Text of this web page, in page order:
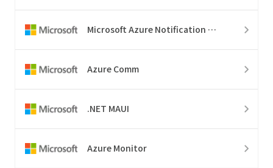
Microsoft Azure Notification Hubs
Azure Comm
.NET MAUI
Azure Monitor